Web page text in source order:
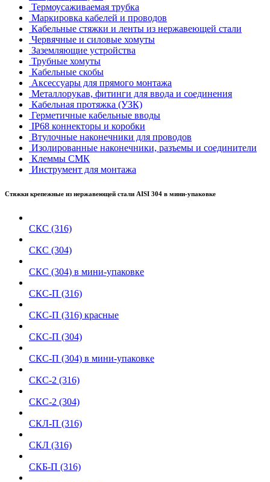
Термоусаживаемая трубка
Маркировка кабелей и проводов
Кабельные стяжки и ленты из нержавеющей стали
Червячные и силовые хомуты
Заземляющие устройства
Трубные хомуты
Кабельные скобы
Аксессуары для прямого монтажа
Металлорукав, фитинги для ввода и соединения
Кабельная протяжка (УЗК)
Герметичные кабельные вводы
IP68 коннекторы и коробки
Втулочные наконечники для проводов
Изолированные наконечники, разъемы и соединители
Клеммы СМК
Инструмент для монтажа
Стяжки крепежные из нержавеющей стали AISI 304 в мини-упаковке
СКС (316)
СКС (304)
СКС (304) в мини-упаковке
СКС-П (316)
СКС-П (316) красные
СКС-П (304)
СКС-П (304) в мини-упаковке
СКС-2 (316)
СКС-2 (304)
СКЛ-П (316)
СКЛ (316)
СКБ-П (316)